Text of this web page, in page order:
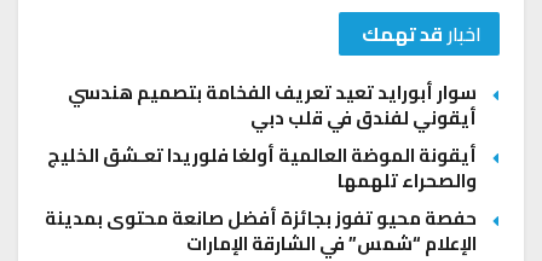
اخبارقد تهمك
سوار أبورايد تعيد تعريف الفخامة بتصميم هندسي
أيقوني لفندق في قلب دبي
أيقونة الموضة العالمية أولغا فلوريدا تعـشق الخليج
والصحراء تلهمها
حفصة محيو تفوز بجائزة أفضل صانعة محتوى بمدينة
الإعلام “شمس” في الشارقة الإمارات